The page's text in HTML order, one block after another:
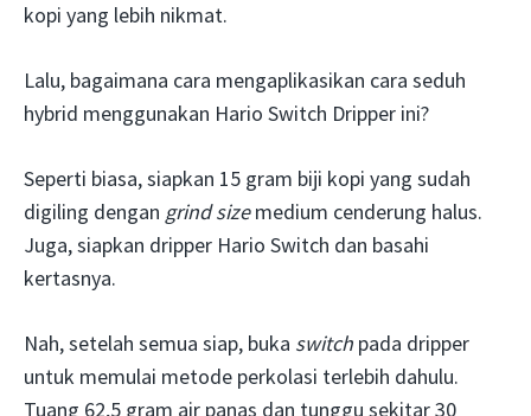
kopi yang lebih nikmat.
Lalu, bagaimana cara mengaplikasikan cara seduh
hybrid menggunakan Hario Switch Dripper ini?
Seperti biasa, siapkan 15 gram biji kopi yang sudah
digiling dengan grind sizemedium cenderung halus.
Juga, siapkan dripper Hario Switch dan basahi
kertasnya.
Nah, setelah semua siap, buka switch pada dripper
untuk memulai metode perkolasi terlebih dahulu.
Tuang 62,5 gram air panas dan tunggu sekitar 30